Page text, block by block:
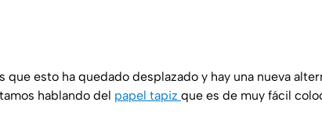
que esto ha quedado desplazado y hay una nueva
hablando del papel tapiz que es de muy fácil